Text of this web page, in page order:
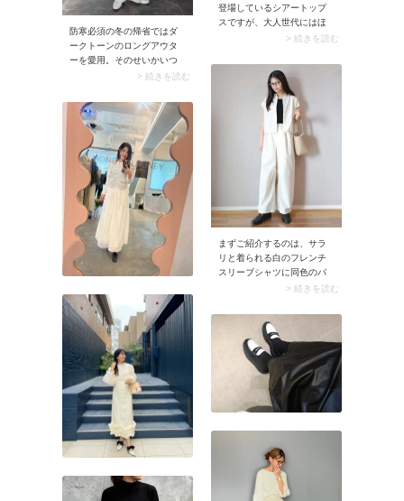
登場しているシアートップ
スですが、大人世代にはほ
んのり甘めのデザインが着
ンナーのキャミソールとパ
ンツも合わせてオールホワ
イトでまとめれば、軽やか
な印象に。
> 続きを読む
防寒必須の冬の帰省ではダ
ークトーンのロングアウタ
ーを愛用。そのせいかいつ
も地味な服装になりがちと
るオフホワイトのコーデュ
ロイパンツを選んでみまし
ょう。UNIQLO（ユニクロ）
のコーデュロイパンツは柔
らかく保温性が高いのに、
きちんと見えするからお出
かけシーンにも大活躍しま
す。
> 続きを読む
まずご紹介するのは、サラ
リと着られる白のフレンチ
スリーブシャツに同色のパ
ンツを合わせたスタイル。
引き締めることで、軽やか
さの中に程よいメリハリ感
をプラス。白のクリーンな
爽やかさとモノトーンなら
ではのシャレ感を同時に味
わえる、大人の夏にぴった
りな着こなしです。
> 続きを読む